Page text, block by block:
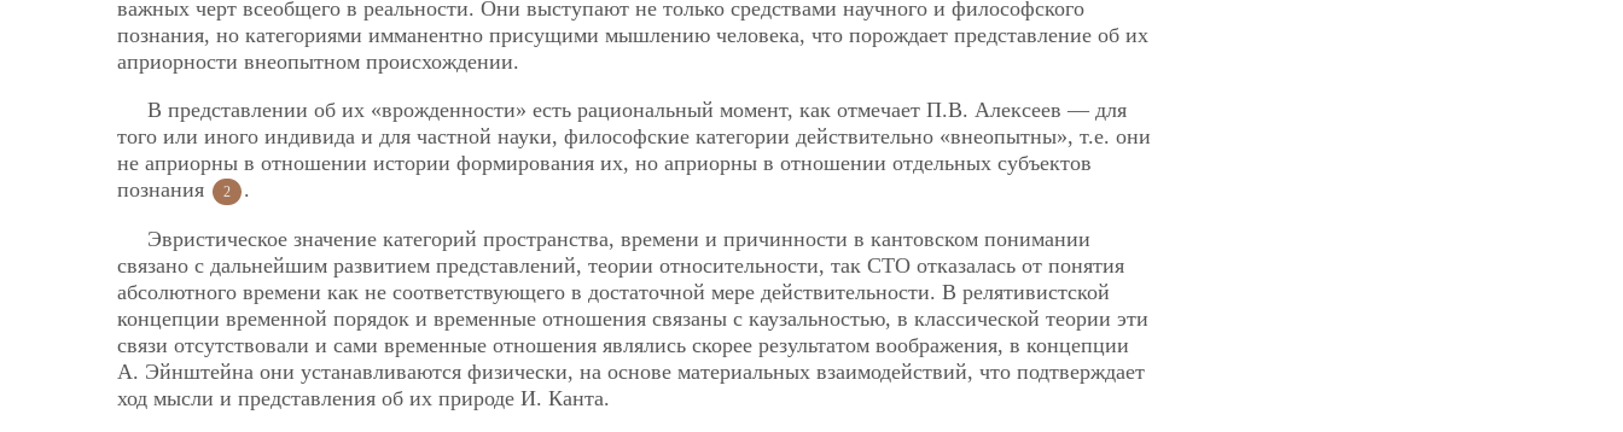
важных черт всеобщего в реальности. Они выступают не только средствами научного и философского
познания, но категориями имманентно присущими мышлению человека, что порождает представление об их
априорности внеопытном происхождении.
В представлении об их «врожденности» есть рациональный момент, как отмечает П.В. Алексеев — для
того или иного индивида и для частной науки, философские категории действительно «внеопытны», т.е. они
не априорны в отношении истории формирования их, но априорны в отношении отдельных субъектов
познания
2 .
Эвристическое значение категорий пространства, времени и причинности в кантовском понимании
связано с дальнейшим развитием представлений, теории относительности, так СТО отказалась от понятия
абсолютного времени как не соответствующего в достаточной мере действительности. В релятивистской
концепции временной порядок и временные отношения связаны с каузальностью, в классической теории эти
связи отсутствовали и сами временные отношения являлись скорее результатом воображения, в концепции
А. Эйнштейна они устанавливаются физически, на основе материальных взаимодействий, что подтверждает
ход мысли и представления об их природе И. Канта.